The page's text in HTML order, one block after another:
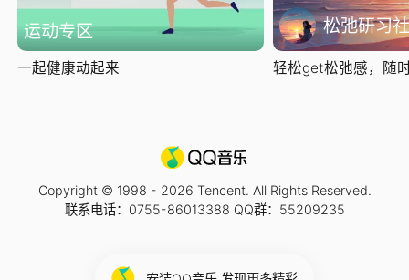
运动专区
一起健康动起来
松弛研习社
轻松get松弛感，随
Copyright © 1998 - 2026 Tencent. All Rights Reserved.
联系电话：0755-86013388 QQ群：55209235